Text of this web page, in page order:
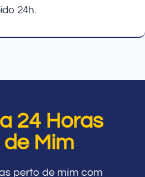
24h.
24 Horas
Mim
perto de mim com